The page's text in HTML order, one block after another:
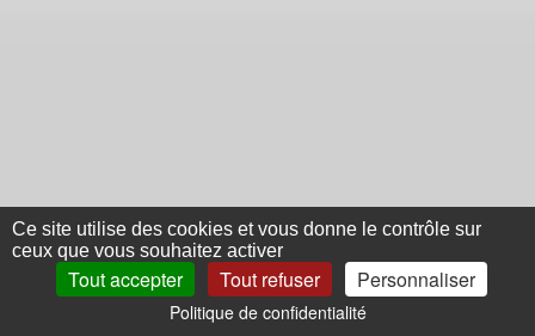
Ce site utilise des cookies et vous donne le contrôle sur
ceux que vous souhaitez activer
Tout accepter Tout refuser Personnaliser
Politique de confidentialité